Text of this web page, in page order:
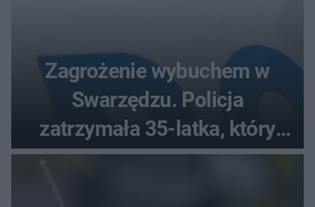
Zagrożenie wybuchem w
Swarzędzu. Policja
zatrzymała 35-latka, który
zgłosił ładunek w swoim